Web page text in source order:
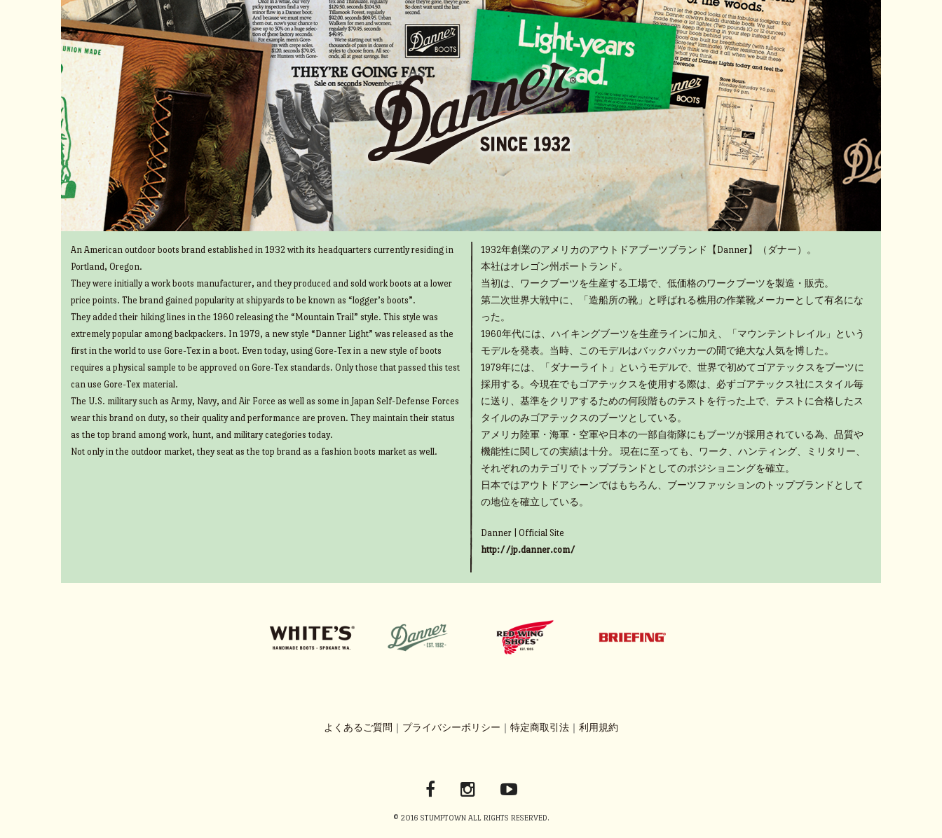
An American outdoor boots brand established in 1932 with its headquarters currently residing in
Portland, Oregon.
They were initially a work boots manufacturer, and they produced and sold work boots at a lower
price points. The brand gained popularity at shipyards to be known as “logger’s boots”.
They added their hiking lines in the 1960 releasing the “Mountain Trail” style. This style was
extremely popular among backpackers. In 1979, a new style “Danner Light” was released as the
first in the world to use Gore-Tex in a boot. Even today, using Gore-Tex in a new style of boots
requires a physical sample to be approved on Gore-Tex standards. Only those that passed this test
can use Gore-Tex material.
The U.S. military such as Army, Navy, and Air Force as well as some in Japan Self-Defense Forces
wear this brand on duty, so their quality and performance are proven. They maintain their status
as the top brand among work, hunt, and military categories today.
Not only in the outdoor market, they seat as the top brand as a fashion boots market as well.
1932年創業のアメリカのアウトドアブーツブランド【Danner】（ダナー）。
本社はオレゴン州ポートランド。
当初は、ワークブーツを生産する工場で、低価格のワークブーツを製造・販売。
第二次世界大戦中に、「造船所の靴」と呼ばれる樵用の作業靴メーカーとして有名にな
った。
1960年代には、ハイキングブーツを生産ラインに加え、「マウンテントレイル」という
モデルを発表。当時、このモデルはバックパッカーの間で絶大な人気を博した。
1979年には、「ダナーライト」というモデルで、世界で初めてゴアテックスをブーツに
採用する。今現在でもゴアテックスを使用する際は、必ずゴアテックス社にスタイル毎
に送り、基準をクリアするための何段階ものテストを行った上で、テストに合格したス
タイルのみゴアテックスのブーツとしている。
アメリカ陸軍・海軍・空軍や日本の一部自衛隊にもブーツが採用されている為、品質や
機能性に関しての実績は十分。 現在に至っても、ワーク、ハンティング、ミリタリー、
それぞれのカテゴリでトップブランドとしてのポジショニングを確立。
日本ではアウトドアシーンではもちろん、ブーツファッションのトップブランドとして
の地位を確立している。
Danner | Official Site
http://jp.danner.com/
よくあるご質問 プライバシーポリシー 特定商取引法 利用規約
© 2016 STUMPTOWN ALL RIGHTS RESERVED.